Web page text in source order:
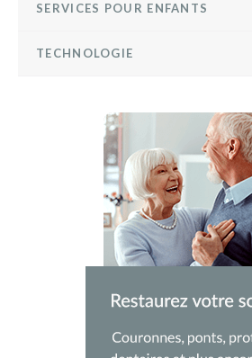
SERVICES POUR ENFANTS
TECHNOLOGIE